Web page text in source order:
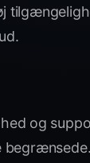
og
begrænsede.